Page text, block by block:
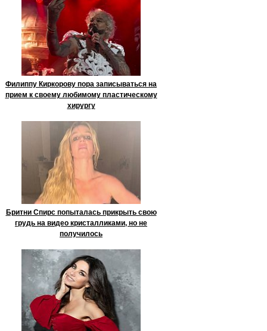
Филиппу Киркорову пора записываться на
прием к своему любимому пластическому
хирургу
Бритни Спирс попыталась прикрыть свою
грудь на видео кристалликами, но не
получилось